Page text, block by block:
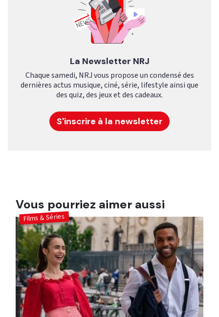
La Newsletter NRJ
Chaque samedi, NRJ vous propose un condensé des
dernières actus musique, ciné, série, lifestyle ainsi que
des quiz, des jeux et des cadeaux.
S'inscrire à la newsletter
Vous pourriez aimer aussi
Films & Séries